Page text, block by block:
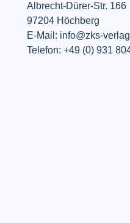
Albrecht-Dürer-Str. 166
97204 Höchberg
E-Mail: info@zks-
Telefon: +49 (0) 931